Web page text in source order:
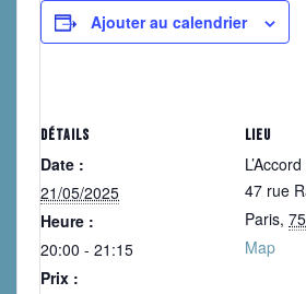
Ajouter au calendrier
DÉTAILS
Date :
21/05/2025
Heure :
20:00 - 21:15
Prix :
LIEU
47 rue
Paris,
Map